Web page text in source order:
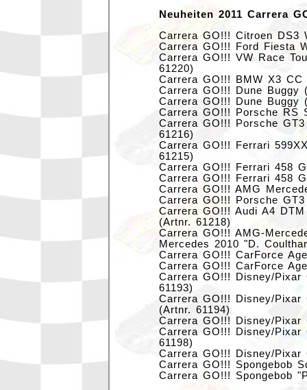
Neuheiten 2011 Carrera
Carrera GO!!! Citroen DS3
Carrera GO!!! Ford Fiesta
Carrera GO!!! VW Race
61220)
Carrera GO!!! BMW X3
Carrera GO!!! Dune Buggy
Carrera GO!!! Dune Buggy
Carrera GO!!! Porsche RS
Carrera GO!!! Porsche
61216)
Carrera GO!!! Ferrari
61215)
Carrera GO!!! Ferrari 458
Carrera GO!!! Ferrari 458
Carrera GO!!! AMG
Carrera GO!!! Porsche
Carrera GO!!! Audi A4
(Artnr. 61218)
Carrera GO!!! AMG-
Mercedes 2010 "D.
Carrera GO!!! CarForce
Carrera GO!!! CarForce
Carrera GO!!! Disney/Pixar
61193)
Carrera GO!!! Disney/Pixar
(Artnr. 61194)
Carrera GO!!! Disney/Pixar
Carrera GO!!! Disney/Pixar
61198)
Carrera GO!!! Disney/Pixar
Carrera GO!!! Spongebob
Carrera GO!!! Spongebob